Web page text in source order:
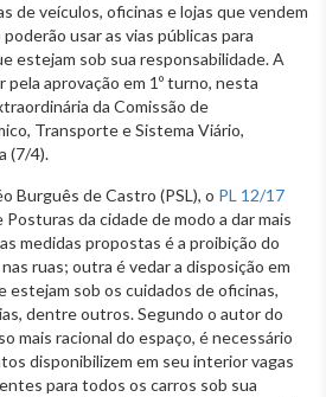
de veículos, oficinas e lojas que vendem
usar as vias públicas para
estejam sob sua responsabilidade. A
aprovação em 1º turno, nesta
da Comissão de
Transporte e Sistema Viário,
(7/4).
Burguês de Castro (PSL), o PL 12/17
da cidade de modo a dar mais
medidas propostas é a proibição do
ruas; outra é vedar a disposição em
estejam sob os cuidados de oficinas,
dentre outros. Segundo o autor do
mais racional do espaço, é necessário
disponibilizem em seu interior vagas
para todos os carros sob sua